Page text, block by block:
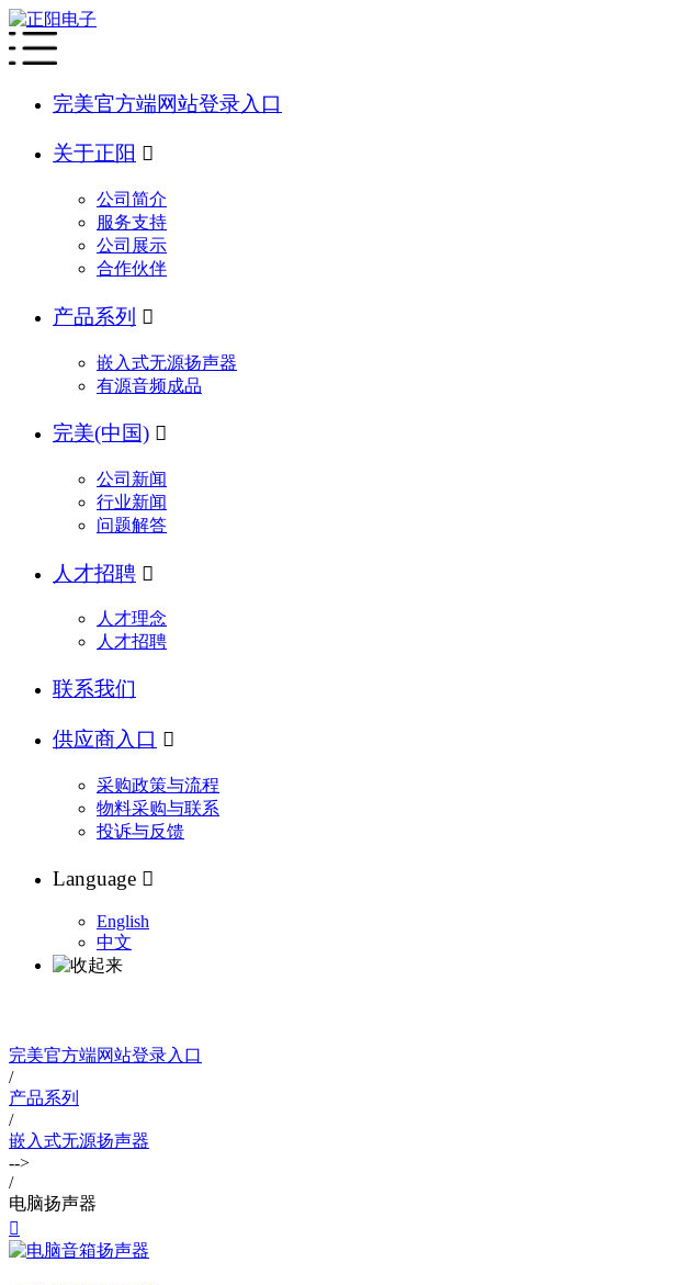
完美官方端网站登录入口
关于正阳 
公司简介
服务支持
公司展示
合作伙伴
产品系列 
嵌入式无源扬声器
有源音频成品
完美(中国) 
公司新闻
行业新闻
问题解答
人才招聘 
人才理念
人才招聘
联系我们
供应商入口 
采购政策与流程
物料采购与联系
投诉与反馈
Language 
English
中文
完美官方端网站登录入口
/
产品系列
/
嵌入式无源扬声器
-->
/
电脑扬声器
